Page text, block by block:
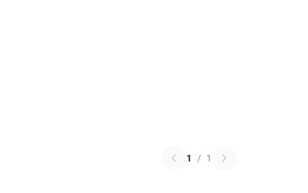
1 / 1